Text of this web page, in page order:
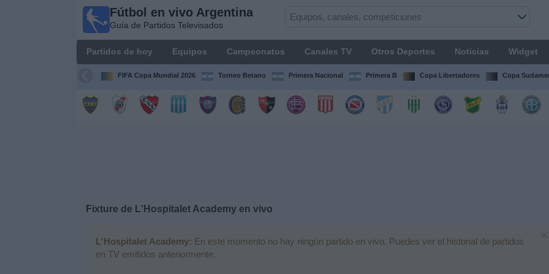
Fútbol en vivo Argentina
Guía de Partidos Televisados
Partidos de hoy Equipos Campeonatos Canales TV Otros Deportes Noticias Widget
FIFA Copa Mundial 2026 Torneo Betano Primera Nacional Primera B Copa Libertadores Copa
Fixture de L'Hospitalet Academyen vivo
L'Hospitalet Academy: En este momento no hay ningún partido en vivo. Puedes ver el historial de partidos
en TV emitidos anteriormente.
Fútbol en
Argentina